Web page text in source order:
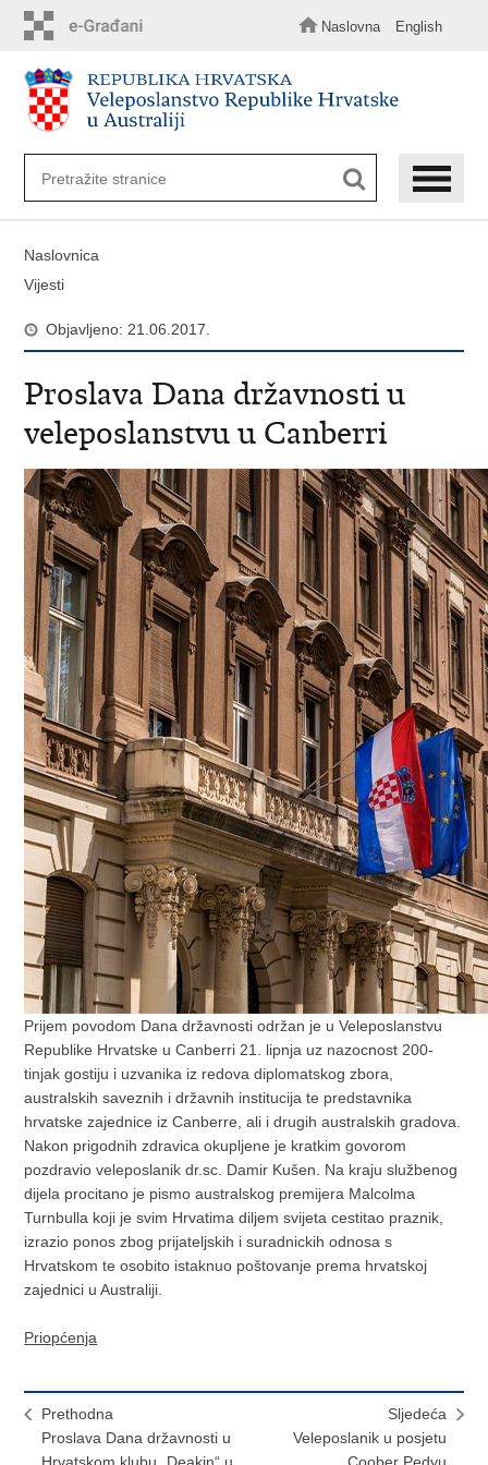
sadržaj
Naslovna English
Naslovnica
Vijesti
Objavljeno: 21.06.2017.
Proslava Dana državnosti u
veleposlanstvu u Canberri
Prijem povodom Dana državnosti održan je u Veleposlanstvu
Republike Hrvatske u Canberri 21. lipnja uz nazocnost 200-
tinjak gostiju i uzvanika iz redova diplomatskog zbora,
australskih saveznih i državnih institucija te predstavnika
hrvatske zajednice iz Canberre, ali i drugih australskih gradova.
Nakon prigodnih zdravica okupljene je kratkim govorom
pozdravio veleposlanik dr.sc. Damir Kušen. Na kraju službenog
dijela procitano je pismo australskog premijera Malcolma
Turnbulla koji je svim Hrvatima diljem svijeta cestitao praznik,
izrazio ponos zbog prijateljskih i suradnickih odnosa s
Hrvatskom te osobito istaknuo poštovanje prema hrvatskoj
zajednici u Australiji.
Priopćenja
Prethodna
Proslava Dana državnosti u
Sljedeća
Veleposlanik u posjetu